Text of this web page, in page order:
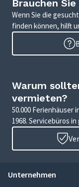
Brauchen
Wenn Sie die
finden können, hilft
Warum
vermieten?
50.000 Ferienhäuser
1968. Servicebüros
Unternehmen